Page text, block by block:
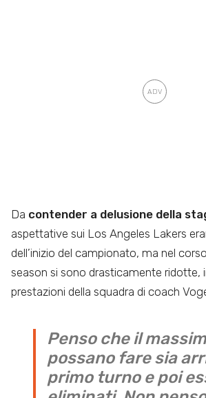
Da contender a delusione della
aspettative sui Los Angeles Lakers
dell’inizio del campionato, ma nel
season si sono drasticamente ridotte,
prestazioni della squadra di coach
Penso che il
possano fare sia
primo turno e poi